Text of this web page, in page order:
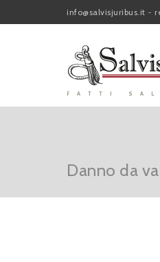
info@salvisjuribus.it -
FATTI
Danno da